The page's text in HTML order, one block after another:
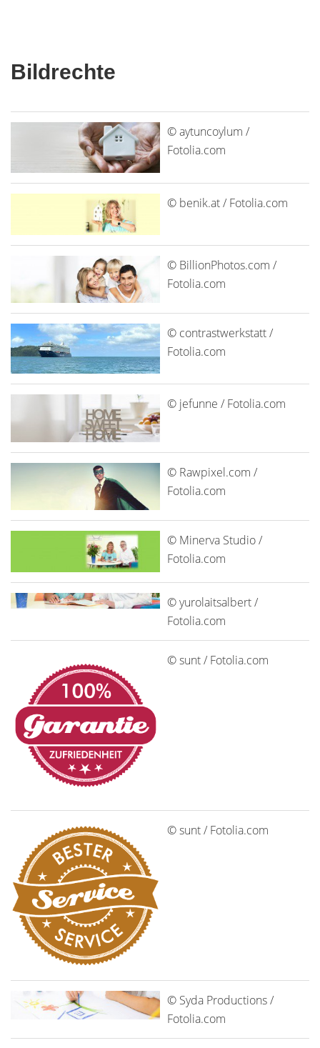
Bildrechte
© aytuncoylum /
Fotolia.com
© benik.at / Fotolia.com
© BillionPhotos.com /
Fotolia.com
© contrastwerkstatt /
Fotolia.com
© jefunne / Fotolia.com
© Rawpixel.com /
Fotolia.com
© Minerva Studio /
Fotolia.com
© yurolaitsalbert /
Fotolia.com
© sunt / Fotolia.com
© sunt / Fotolia.com
© Syda Productions /
Fotolia.com